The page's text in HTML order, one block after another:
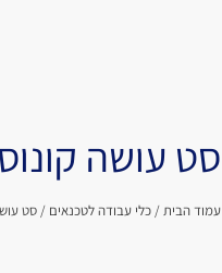
סט עושה
עמוד הבית/כלי עבודה לטכנאים / סט